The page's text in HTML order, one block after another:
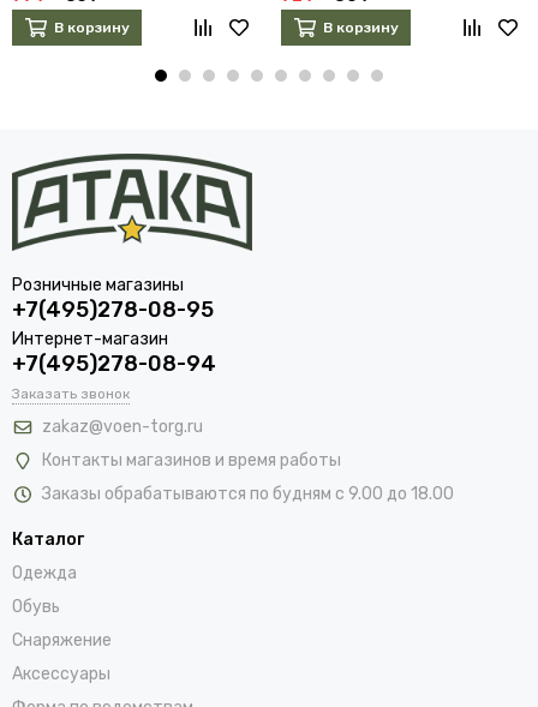
В корзину В корзину
Розничные магазины
+7(495)278-08-95
Интернет-магазин
+7(495)278-08-94
Заказать звонок
zakaz@voen-torg.ru
Контакты магазинов и время работы
Заказы обрабатываются по будням с 9.00 до 18.00
Каталог
Одежда
Обувь
Снаряжение
Аксессуары